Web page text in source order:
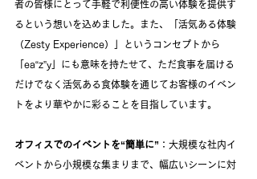
者の皆様にとって手軽で利便性の高い体験を提供す
るという想いを込めました。また、「活気ある体験
（Zesty Experience）」というコンセプトから
「ea“z”y」にも意味を持たせて、ただ食事を届ける
だけでなく活気ある食体験を通じてお客様のイベン
トをより華やかに彩ることを目指しています。
オフィスでのイベントを“簡単に” ：大規模な社内イ
ベントから小規模な集まりまで、幅広いシーンに対